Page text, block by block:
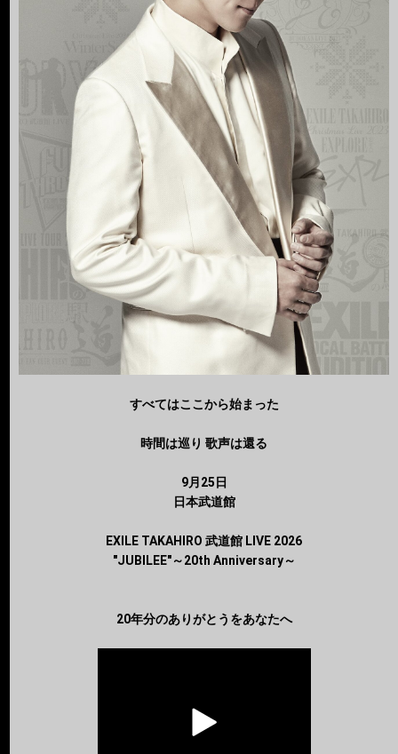
すべてはここから始まった
時間は巡り 歌声は還る
9月25日
日本武道館
EXILE TAKAHIRO 武道館 LIVE 2026
"JUBILEE"～20th Anniversary～
20年分のありがとうをあなたへ